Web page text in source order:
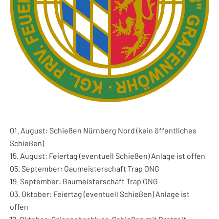
01. August: Schießen Nürnberg Nord (kein öffentliches
Schießen)
15. August: Feiertag (eventuell Schießen) Anlage ist offen
05. September: Gaumeisterschaft Trap ONG
19. September: Gaumeisterschaft Trap ONG
03. Oktober: Feiertag (eventuell Schießen) Anlage ist
offen